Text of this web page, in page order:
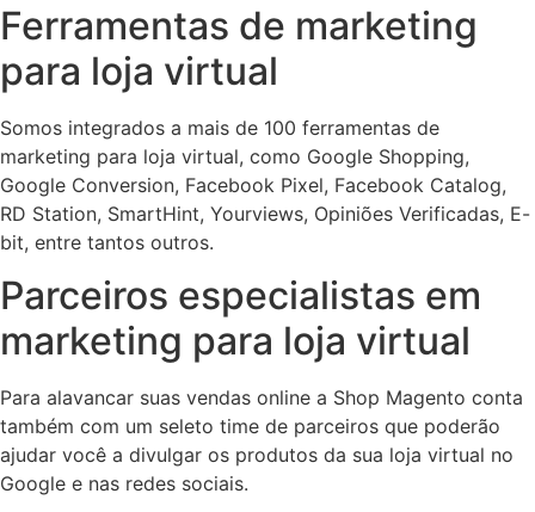
Ferramentas de marketing
para loja virtual
Somos integrados a mais de 100 ferramentas de
marketing para loja virtual, como Google Shopping,
Google Conversion, Facebook Pixel, Facebook Catalog,
RD Station, SmartHint, Yourviews, Opiniões Verificadas, E-
bit, entre tantos outros.
Parceiros especialistas em
marketing para loja virtual
Para alavancar suas vendas online a Shop Magento conta
também com um seleto time de parceiros que poderão
ajudar você a divulgar os produtos da sua loja virtual no
Google e nas redes sociais.